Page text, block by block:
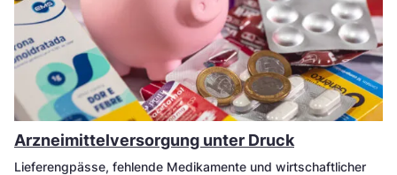
Arzneimittelversorgung unter Druck
Lieferengpässe, fehlende Medikamente und wirtschaftlicher